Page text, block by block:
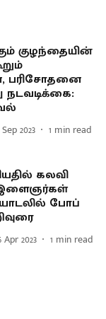
குழந்தையின்
பரிசோதனை
2023 1 min read
கலவி
இளைஞர்கள்
போப்
Apr 2023 1 min read